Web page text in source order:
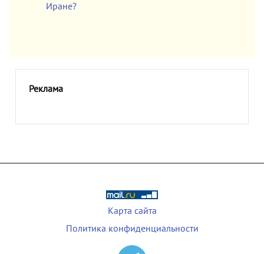
Иране?
Реклама
Карта сайта
Политика конфиденциальности